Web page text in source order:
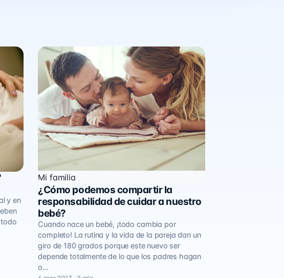
y en
Mi familia
¿Cómo podemos compartir la
responsabilidad de cuidar a nuestro
bebé?
Cuando nace un bebé, ¡todo cambia por
completo! La rutina y la vida de la pareja dan un
giro de 180 grados porque este nuevo ser
depende totalmente de lo que los padres hagan
o…